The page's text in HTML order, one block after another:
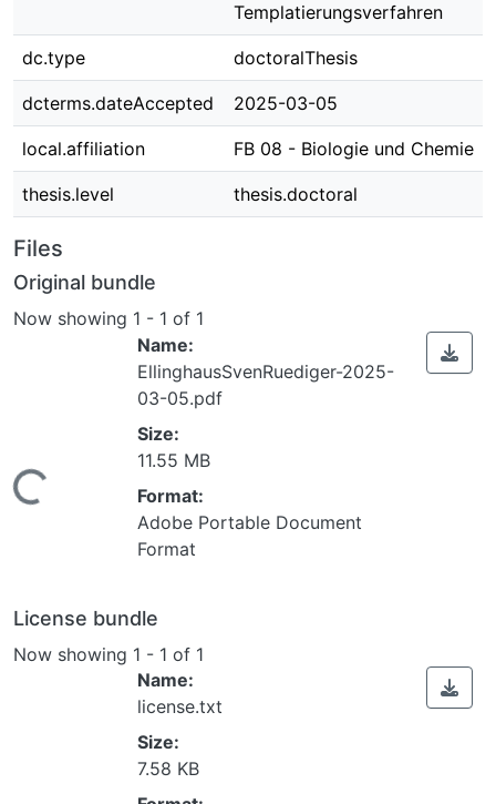
Templatierungsverfahren
dc.type doctoralThesis
dcterms.dateAccepted 2025-03-05
local.affiliation FB 08 - Biologie und Chemie
thesis.level thesis.doctoral
Files
Original bundle
Now showing 1 - 1 of 1
Name:
EllinghausSvenRuediger-2025-
03-05.pdf
Size:
11.55 MB
Format:
Adobe Portable Document
Format
License bundle
Now showing 1 - 1 of 1
Name:
license.txt
Size:
7.58 KB